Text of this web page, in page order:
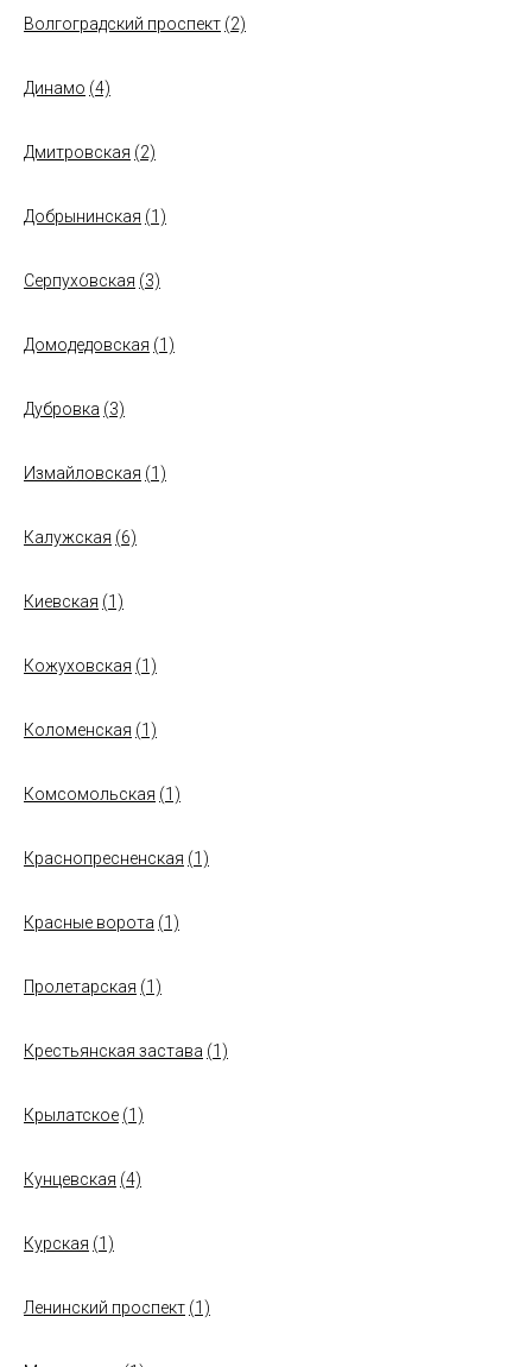
Волгоградский проспект (2)
Динамо (4)
Дмитровская (2)
Добрынинская (1)
Серпуховская (3)
Домодедовская (1)
Дубровка (3)
Измайловская (1)
Калужская (6)
Киевская (1)
Кожуховская (1)
Коломенская (1)
Комсомольская (1)
Краснопресненская (1)
Красные ворота (1)
Пролетарская (1)
Крестьянская застава (1)
Крылатское (1)
Кунцевская (4)
Курская (1)
Ленинский проспект (1)